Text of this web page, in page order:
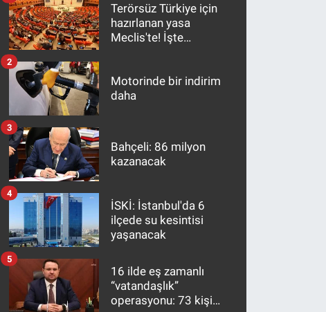
Terörsüz Türkiye için
hazırlanan yasa
Meclis'te! İşte
Motorinde bir indirim
daha
2
Bahçeli: 86 milyon
kazanacak
3
İSKİ: İstanbul'da 6
ilçede su kesintisi
yaşanacak
4
16 ilde eş zamanlı
“vatandaşlık”
operasyonu: 73 kişi
5